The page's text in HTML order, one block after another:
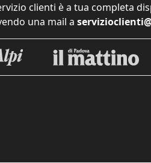
clienti è a tua completa
una mail a